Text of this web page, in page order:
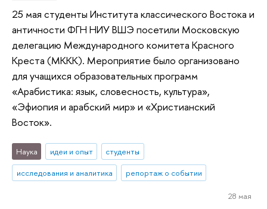
25 мая студенты Института классического Востока и
античности ФГН НИУ ВШЭ посетили Московскую
делегацию Международного комитета Красного
Креста (МККК). Мероприятие было организовано
для учащихся образовательных программ
«Арабистика: язык, словесность, культура»,
«Эфиопия и арабский мир» и «Христианский
Восток».
Наука идеи и опыт
студенты
исследования и аналитика
репортаж о событии
28 мая